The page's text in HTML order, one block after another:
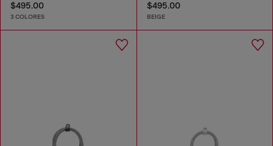
$495.00
3 COLORES
$495.00
BEIGE